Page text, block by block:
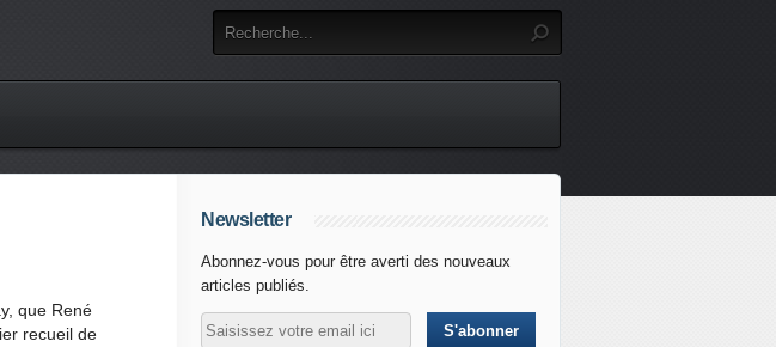
que René
recueil de
Newsletter
Abonnez-vous pour être averti des nouveaux
articles publiés.